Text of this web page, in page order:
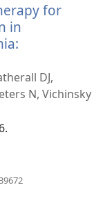
視
窗）
for
in
DJ,
N, Vichinsky